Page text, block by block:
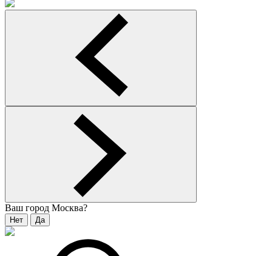
Ваш город Москва?
Нет Да